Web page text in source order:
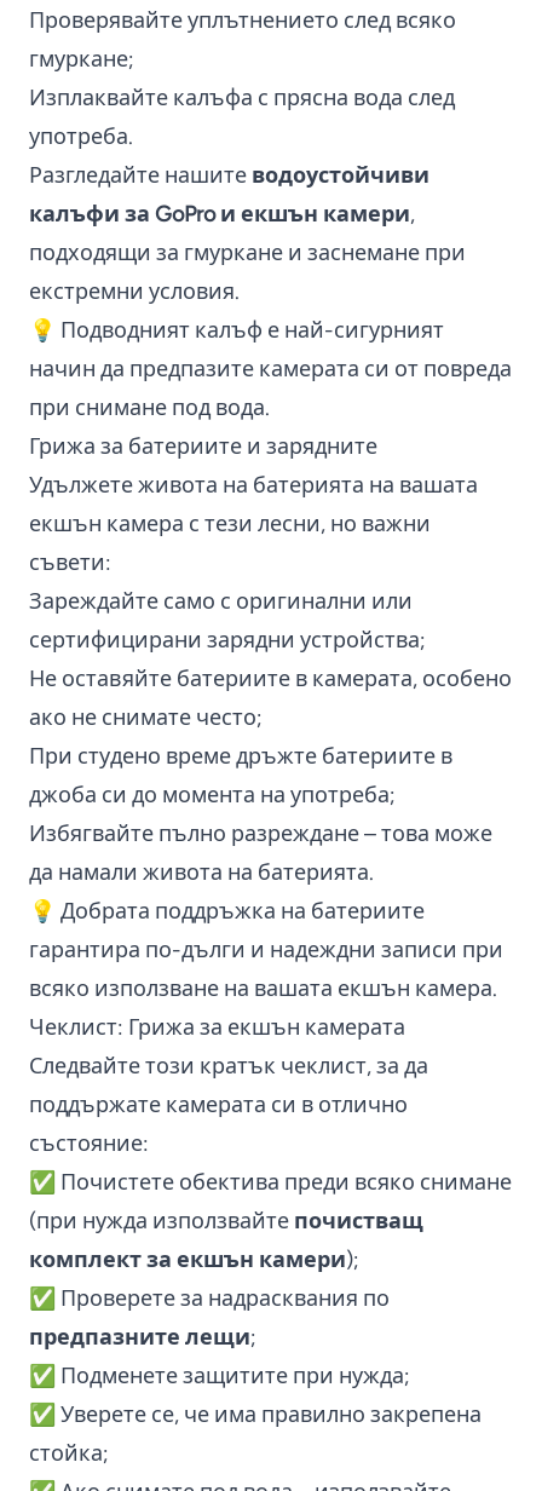
Проверявайте уплътнението след всяко
гмуркане;
Изплаквайте калъфа с прясна вода след
употреба.
Разгледайте нашите водоустойчиви
калъфи за GoProи екшън камери,
подходящи за гмуркане и заснемане при
екстремни условия.
💡 Подводният калъф е най-сигурният
начин да предпазите камерата си от повреда
при снимане под вода.
Грижа за батериите и зарядните
Удължете живота на батерията на вашата
екшън камера с тези лесни, но важни
съвети:
Зареждайте само с оригинални или
сертифицирани зарядни устройства;
Не оставяйте батериите в камерата, особено
ако не снимате често;
При студено време дръжте батериите в
джоба си до момента на употреба;
Избягвайте пълно разреждане – това може
да намали живота на батерията.
💡 Добрата поддръжка на батериите
гарантира по-дълги и надеждни записи при
всяко използване на вашата екшън камера.
Чеклист: Грижа за екшън камерата
Следвайте този кратък чеклист, за да
поддържате камерата си в отлично
състояние:
✅ Почистете обектива преди всяко снимане
(при нужда използвайте почистващ
комплект за екшън камери);
✅ Проверете за надрасквания по
предпазните лещи;
✅ Подменете защитите при нужда;
✅ Уверете се, че има правилно закрепена
стойка;